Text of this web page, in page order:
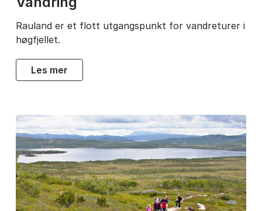
Rauland er et flott utgangspunkt for vandreturer i
høgfjellet.
les mer